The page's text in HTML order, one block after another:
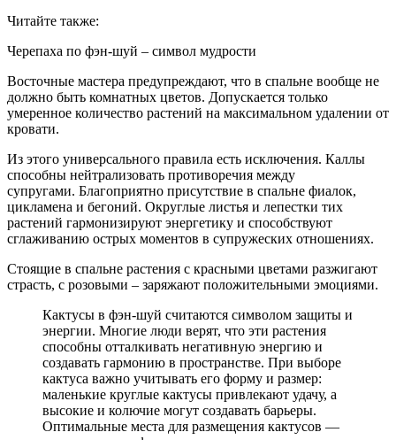
Читайте также:
Черепаха по фэн-шуй – символ мудрости
Восточные мастера предупреждают, что в спальне вообще не
должно быть комнатных цветов. Допускается только
умеренное количество растений на максимальном удалении от
кровати.
Из этого универсального правила есть исключения. Каллы
способны нейтрализовать противоречия между
супругами. Благоприятно присутствие в спальне фиалок,
цикламена и бегоний. Округлые листья и лепестки тих
растений гармонизируют энергетику и способствуют
сглаживанию острых моментов в супружеских отношениях.
Стоящие в спальне растения с красными цветами разжигают
страсть, с розовыми – заряжают положительными эмоциями.
Кактусы в фэн-шуй считаются символом защиты и
энергии. Многие люди верят, что эти растения
способны отталкивать негативную энергию и
создавать гармонию в пространстве. При выборе
кактуса важно учитывать его форму и размер:
маленькие круглые кактусы привлекают удачу, а
высокие и колючие могут создавать барьеры.
Оптимальные места для размещения кактусов —